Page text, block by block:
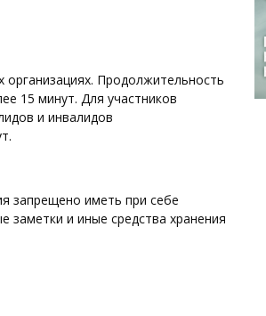
Продолжительность
15 минут. Для участников
и инвалидов
запрещено иметь при себе
заметки и иные средства хранения